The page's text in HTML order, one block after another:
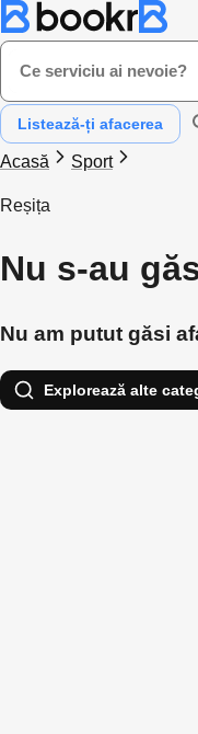
Ce serviciu ai nevoie?
Listează-ți afacerea
Acasă Sport
Reșița
Nu s-au
Nu am putut găsi
Explorează alte